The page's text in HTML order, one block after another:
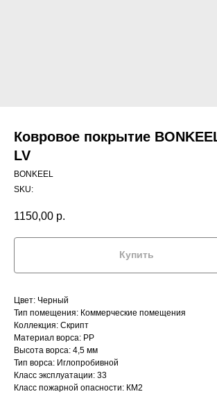
Ковровое покрытие
LV
BONKEEL
SKU:
1150,00 р.
Купить
Цвет: Черный
Тип помещения: Коммерческие помещения
Коллекция: Скрипт
Материал ворса: PP
Высота ворса: 4,5 мм
Тип ворса: Иглопробивной
Класс эксплуатации: 33
Класс пожарной опасности: КМ2